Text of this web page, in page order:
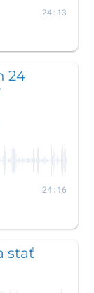
24:13
24
24:16
stať